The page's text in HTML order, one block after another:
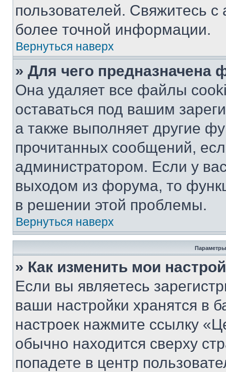
пользователей. Свяжитесь
более точной информации.
Вернуться наверх
» Для чего предназначена
Она удаляет все файлы
оставаться под вашим
а также выполняет другие
прочитанных сообщений,
администратором. Если у
выходом из форума, то
в решении этой проблемы.
Вернуться наверх
Параметры
» Как изменить мои
Если вы являетесь
ваши настройки хранятся в
настроек нажмите ссылку
обычно находится сверху
попадете в центр